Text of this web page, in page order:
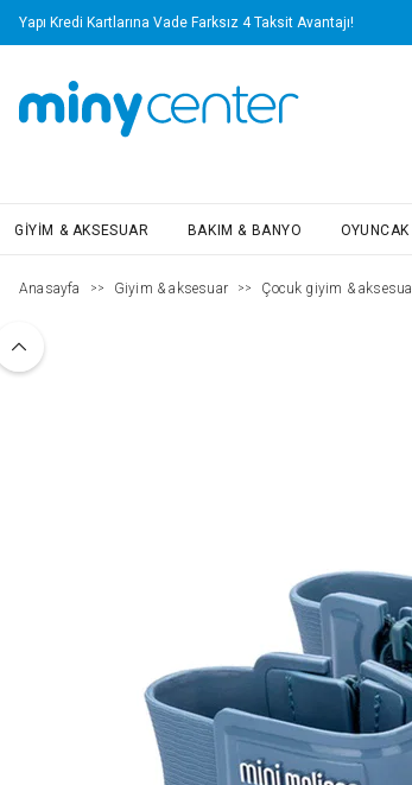
Yapı Kredi Kartlarına Vade Farksız 4 Taksit Avantajı!
GIYIM & AKSESUAR BAKIM & BANYO
Anasayfa >> Giyim & aksesuar >> Çocuk giyim &